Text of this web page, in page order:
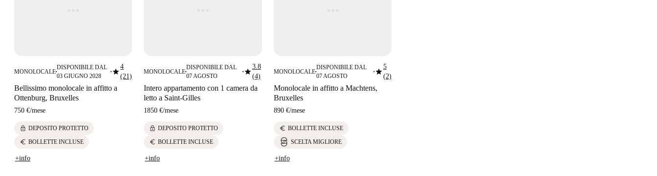
MONOLOCALE■
DISPONIBILE DAL
03 GIUGNO 2028
■star4
(21)
Bellissimo monolocale in affitto a
Ottenburg, Bruxelles
750 €/mese
lock DEPOSITO PROTETTO
euro BOLLETTE INCLUSE
+info
MONOLOCALE■
DISPONIBILE DAL
07 AGOSTO
■star3.8
(4)
Intero appartamento con 1 camera da
letto a Saint-Gilles
1850 €/mese
lock DEPOSITO PROTETTO
euro BOLLETTE INCLUSE
+info
MONOLOCALE■
DISPONIBILE DAL
07 AGOSTO
■star5
(2)
Monolocale in affitto a Machtens,
Bruxelles
890 €/mese
euro BOLLETTE INCLUSE
SCELTA MIGLIORE
+info